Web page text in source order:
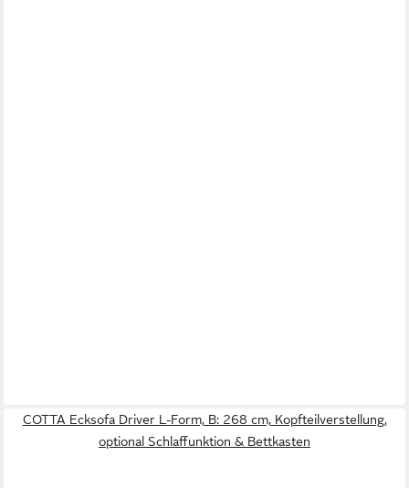
COTTA Ecksofa Driver L-Form, B: 268 cm, Kopfteilverstellung,
optional Schlaffunktion & Bettkasten